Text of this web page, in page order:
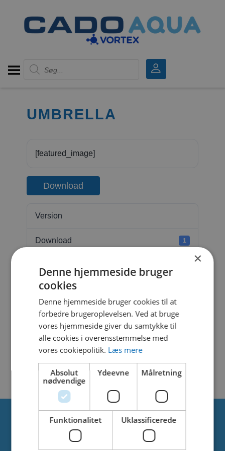
Products search
UMBRELLA
[featured_image]
Download
Version
Download 1
File Count
Create Date 6. februar 2025
Last Updated 6. februar 2025
UMBRELLA
×
Denne hjemmeside bruger
cookies
Denne hjemmeside bruger cookies til at
forbedre brugeroplevelsen. Ved at bruge
vores hjemmeside giver du samtykke til
alle cookies i overensstemmelse med
vores cookiepolitik. Læs mere
Absolut
nødvendige
Ydeevne Målretning
Funktionalitet Uklassificerede